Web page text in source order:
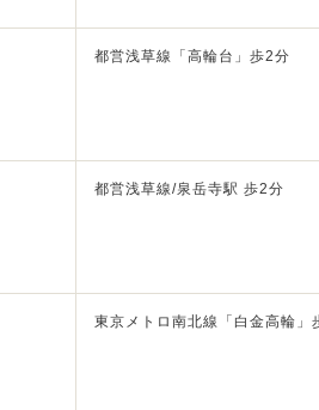
都営浅草線「高輪台」歩2分
都営浅草線/泉岳寺駅 歩2分
東京メトロ南北線「白金高輪」